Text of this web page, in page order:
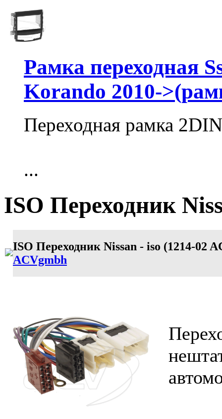
Рамка переходная
Korando 2010-
Переходная рамка
...
ISO Переходник
ISO Переходник Nissan - iso (1214-02
ACVgmbh